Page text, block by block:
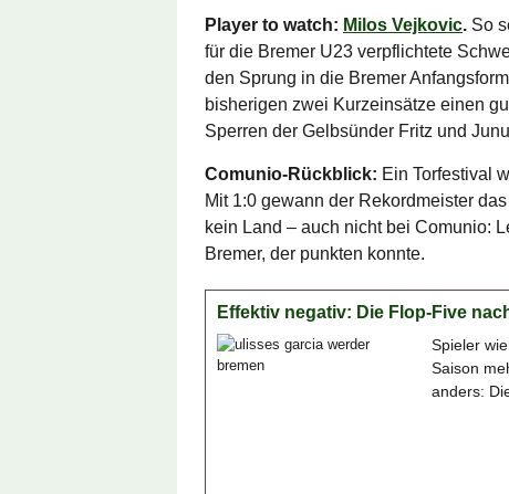
Player to watch: Milos Vejkovic. So
für die Bremer U23 verpflichtete
den Sprung in die Bremer
bisherigen zwei Kurzeinsätze einen
Sperren der Gelbsünder Fritz und
Comunio-Rückblick: Ein Torfestival
Mit 1:0 gewann der Rekordmeister
kein Land – auch nicht bei Comunio:
Bremer, der punkten konnte.
Effektiv negativ: Die Flop-Five
Spieler
Saison
anders: